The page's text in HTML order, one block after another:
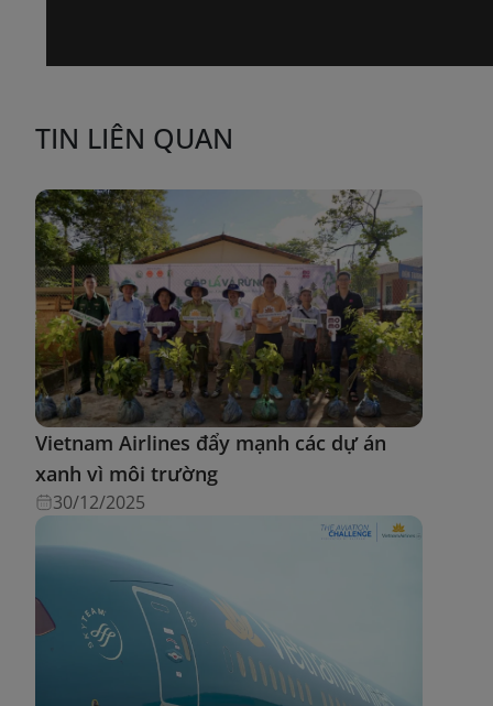
TIN LIÊN QUAN
Vietnam Airlines đẩy mạnh các dự án
xanh vì môi trường
30/12/2025